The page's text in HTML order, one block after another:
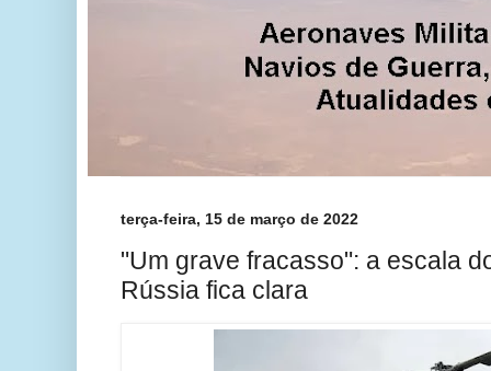
terça-feira, 15 de março de 2022
"Um grave fracasso": a escala
Rússia fica clara